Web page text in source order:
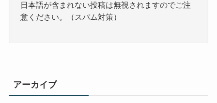
日本語が含まれない投稿は無視されますのでご注
意ください。（スパム対策）
アーカイブ